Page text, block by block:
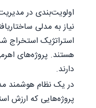
اولویت‌بندی در
نیاز به مدلی
استراتژیک استخراج
هستند. پروژه‌های
دارند.
در یک نظام هوشمند
پروژه‌هایی که ارزش